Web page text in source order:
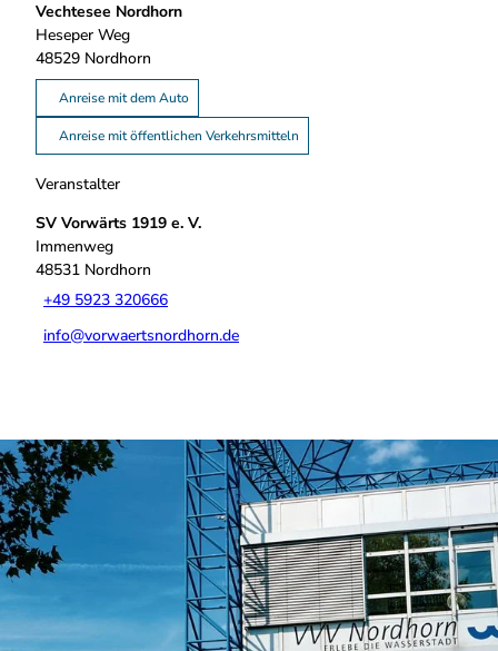
Vechtesee Nordhorn
Heseper Weg
48529 Nordhorn
Anreise mit dem Auto
Anreise mit öffentlichen Verkehrsmitteln
Veranstalter
SV Vorwärts 1919 e. V.
Immenweg
48531 Nordhorn
+49 5923 320666
info@vorwaertsnordhorn.de